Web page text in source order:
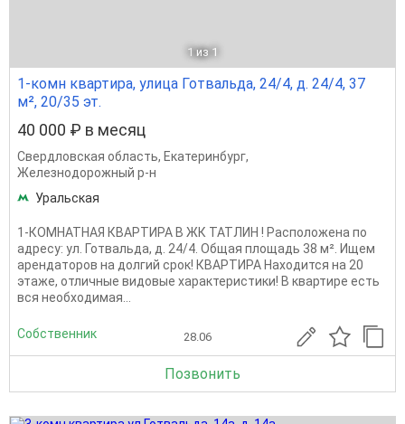
1 из 1
1-комн квартира, улица Готвальда, 24/4, д. 24/4, 37
м², 20/35 эт.
40 000 ₽ в месяц
Свердловская область, Екатеринбург,
Железнодорожный р-н
Уральская
1-КОМНАТНАЯ КВАРТИРА В ЖК ТАТЛИН ! Расположена по
адресу: ул. Готвальда, д. 24/4. Общая площадь 38 м². Ищем
арендаторов на долгий срок! КВАРТИРА Находится на 20
этаже, отличные видовые характеристики! В квартире есть
вся необходимая...
Собственник 28.06
Позвонить